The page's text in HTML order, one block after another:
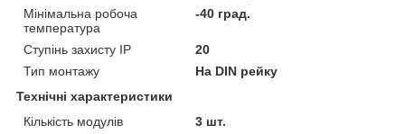
Мінімальна робоча
температура
-40 град.
Ступінь захисту IP
20
Тип монтажу
На DIN рейку
Технічні характеристики
Кількість модулів
3 шт.